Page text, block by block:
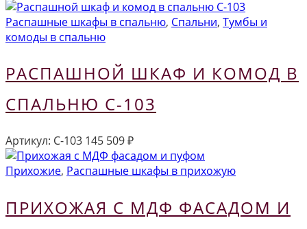
Распашные шкафы в спальню, Спальни, Тумбы и
комоды в спальню
РАСПАШНОЙ ШКАФ И КОМОД В
СПАЛЬНЮ С-103
Артикул: С-103 145 509₽
Прихожие, Распашные шкафы в прихожую
ПРИХОЖАЯ С МДФ ФАСАДОМ И